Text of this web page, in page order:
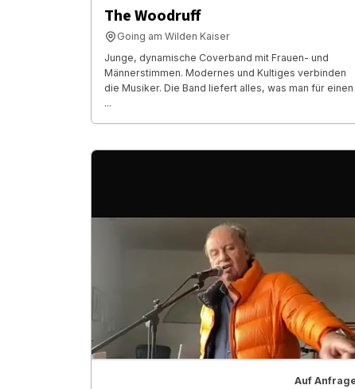
The Woodruff
Going am Wilden Kaiser
Junge, dynamische Coverband mit Frauen- und
Männerstimmen. Modernes und Kultiges verbinden
die Musiker. Die Band liefert alles, was man für einen
...
Auf